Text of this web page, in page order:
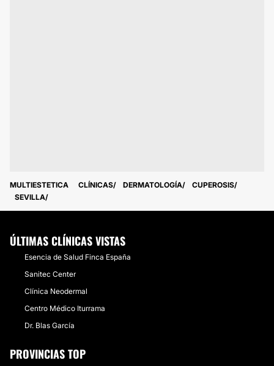
MULTIESTETICA CLÍNICAS DERMATOLOGÍA
CUPEROSIS
SEVILLA
ÚLTIMAS CLÍNICAS VISTAS
Esencia de Salud Finca España
Sanitec Center
Clínica Neodermal
Centro Médico Iturrama
Dr. Blas García
PROVINCIAS TOP